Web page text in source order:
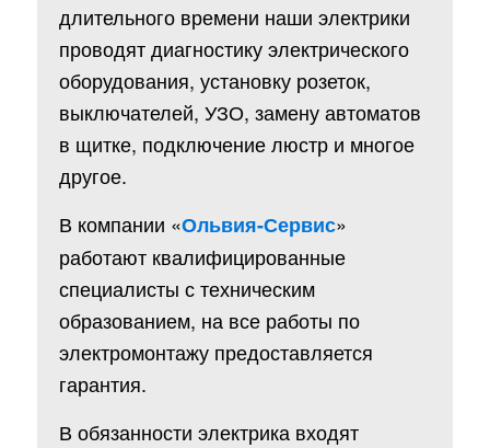
длительного времени наши электрики
проводят диагностику электрического
оборудования, установку розеток,
выключателей, УЗО, замену автоматов
в щитке, подключение люстр и многое
другое.
В компании «Ольвия-Сервис»
работают квалифицированные
специалисты с техническим
образованием, на все работы по
электромонтажу предоставляется
гарантия.
В обязанности электрика входят